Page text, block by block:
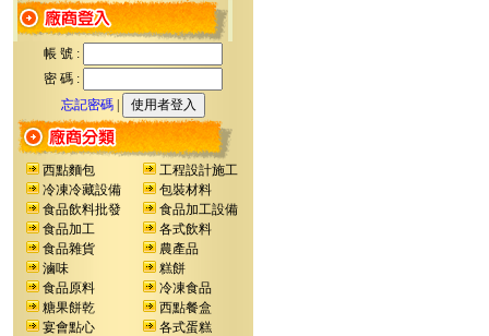
帳 號 :
密 碼 :
忘記密碼
西點麵包
工程設計施工
冷凍冷藏設備
包裝材料
食品飲料批發
食品加工設備
食品加工
各式飲料
食品雜貨
農產品
滷味
糕餅
食品原料
冷凍食品
糖果餅乾
西點餐盒
宴會點心
各式蛋糕